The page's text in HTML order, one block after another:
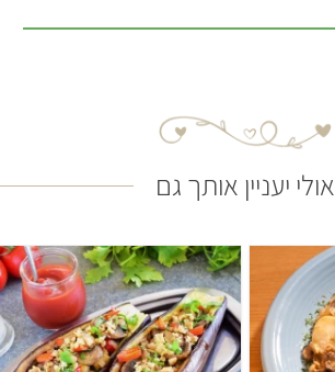
אולי יעניין אותך גם